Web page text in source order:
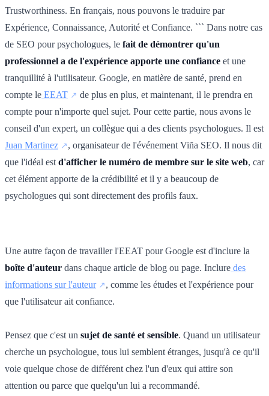
Trustworthiness. En français, nous pouvons le traduire par
Expérience, Connaissance, Autorité et Confiance. ``` Dans notre cas
de SEO pour psychologues, le fait de démontrer qu'un
professionnel a de l'expérience apporte une confiance et une
tranquillité à l'utilisateur. Google, en matière de santé, prend en
compte le EEAT
de plus en plus, et maintenant, il le prendra en
compte pour n'importe quel sujet. Pour cette partie, nous avons le
conseil d'un expert, un collègue qui a des clients psychologues. Il est
Juan Martinez
, organisateur de l'événement Viña SEO. Il nous dit
que l'idéal est d'afficher le numéro de membre sur le site web, car
cet élément apporte de la crédibilité et il y a beaucoup de
psychologues qui sont directement des profils faux.
Une autre façon de travailler l'EEAT pour Google est d'inclure la
boîte d'auteur dans chaque article de blog ou page. Inclure des
informations sur l'auteur
, comme les études et l'expérience pour
que l'utilisateur ait confiance.
Pensez que c'est un sujet de santé et sensible. Quand un utilisateur
cherche un psychologue, tous lui semblent étranges, jusqu'à ce qu'il
voie quelque chose de différent chez l'un d'eux qui attire son
attention ou parce que quelqu'un lui a recommandé.